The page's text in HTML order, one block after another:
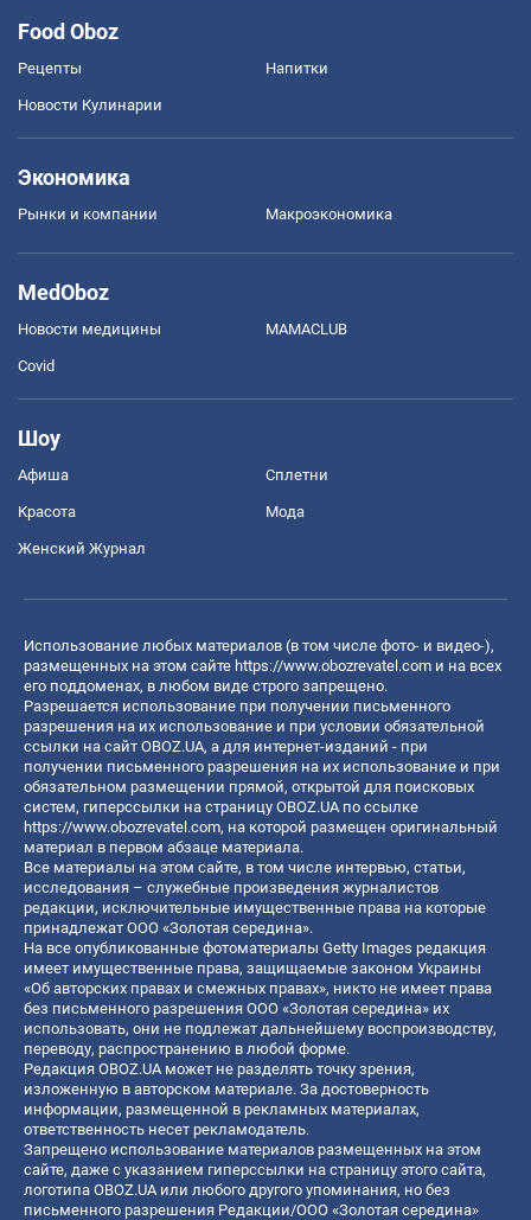
Food Oboz
Рецепты Напитки
Новости Кулинарии
Экономика
Рынки и компании Mакроэкономика
MedOboz
Новости медицины MAMACLUB
Covid
Шоу
Афиша Сплетни
Красота Мода
Женский Журнал
Использование любых материалов (в том числе фото- и видео-),
размещенных на этом сайте https://www.obozrevatel.com и на всех
его поддоменах, в любом виде строго запрещено.
Разрешается использование при получении письменного
разрешения на их использование и при условии обязательной
ссылки на сайт OBOZ.UA, а для интернет-изданий - при
получении письменного разрешения на их использование и при
обязательном размещении прямой, открытой для поисковых
систем, гиперссылки на страницу OBOZ.UA по ссылке
https://www.obozrevatel.com, на которой размещен оригинальный
материал в первом абзаце материала.
Все материалы на этом сайте, в том числе интервью, статьи,
исследования – служебные произведения журналистов
редакции, исключительные имущественные права на которые
принадлежат ООО «Золотая середина».
На все опубликованные фотоматериалы Getty Images редакция
имеет имущественные права, защищаемые законом Украины
«Об авторских правах и смежных правах», никто не имеет права
без письменного разрешения ООО «Золотая середина» их
использовать, они не подлежат дальнейшему воспроизводству,
переводу, распространению в любой форме.
Редакция OBOZ.UA может не разделять точку зрения,
изложенную в авторском материале. За достоверность
информации, размещенной в рекламных материалах,
ответственность несет рекламодатель.
Запрещено использование материалов размещенных на этом
сайте, даже с указанием гиперссылки на страницу этого сайта,
логотипа OBOZ.UA или любого другого упоминания, но без
письменного разрешения Редакции/ООО «Золотая середина»